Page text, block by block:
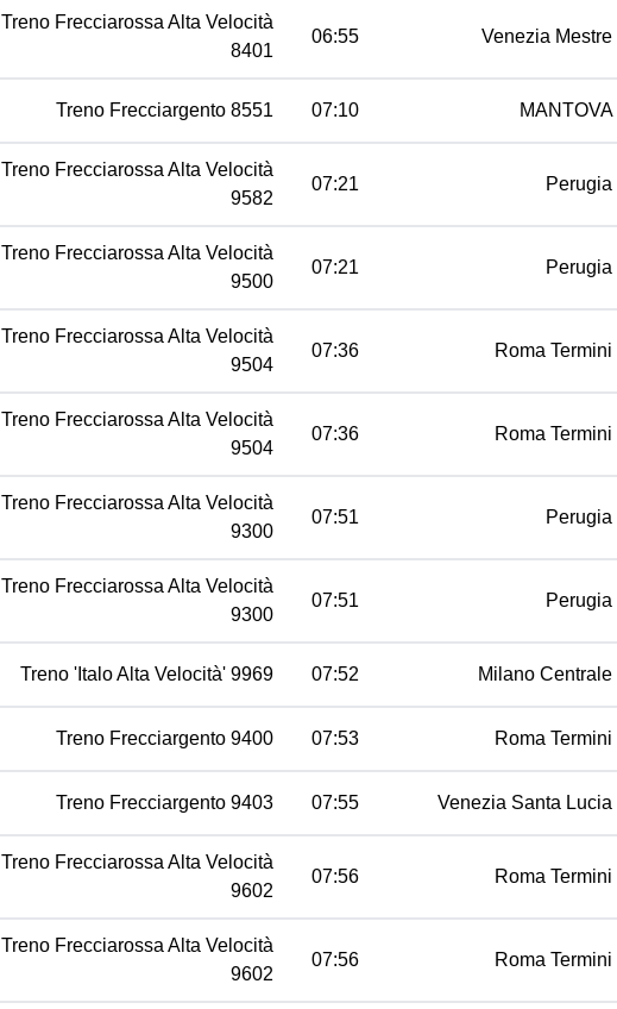
Treno Frecciarossa Alta Velocità
8401
06:55 Venezia Mestre
Treno Frecciargento 8551 07:10 MANTOVA
Treno Frecciarossa Alta Velocità
9582
07:21 Perugia
Treno Frecciarossa Alta Velocità
9500
07:21 Perugia
Treno Frecciarossa Alta Velocità
9504
07:36 Roma Termini
Treno Frecciarossa Alta Velocità
9504
07:36 Roma Termini
Treno Frecciarossa Alta Velocità
9300
07:51 Perugia
Treno Frecciarossa Alta Velocità
9300
07:51 Perugia
Treno 'Italo Alta Velocità' 9969 07:52 Milano Centrale
Treno Frecciargento 9400 07:53 Roma Termini
Treno Frecciargento 9403 07:55 Venezia Santa Lucia
Treno Frecciarossa Alta Velocità
9602
07:56 Roma Termini
Treno Frecciarossa Alta Velocità
9602
07:56 Roma Termini